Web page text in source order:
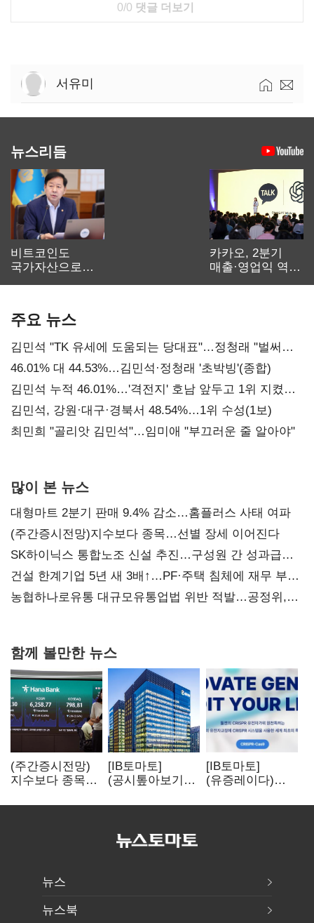
0/0 댓글 더보기
서유미
뉴스리듬
비트코인도
국가자산으로…'
카카오, 2분기
매출·영업익 역대
주요 뉴스
김민석 "TK 유세에 도움되는 당대표"…정청래 "벌써
대표된 양 당직 배분"
46.01% 대 44.53%…김민석·정청래 '초박빙'(종합)
김민석 누적 46.01%…'격전지' 호남 앞두고 1위 지켰다
(2보)
김민석, 강원·대구·경북서 48.54%…1위 수성(1보)
최민희 "골리앗 김민석"…임미애 "부끄러운 줄 알아야"
많이 본 뉴스
대형마트 2분기 판매 9.4% 감소…홈플러스 사태 여파
(주간증시전망)지수보다 종목…선별 장세 이어진다
SK하이닉스 통합노조 신설 추진…구성원 간 성과급
불만 확산
건설 한계기업 5년 새 3배↑…PF·주택 침체에 재무 부담
확대
농협하나로유통 대규모유통업법 위반 적발…공정위,
함께 볼만한 뉴스
(주간증시전망)
지수보다 종목…
이어진다
[IB토마토]
(공시톺아보기)
바로 매출로
[IB토마토]
(유증레이다)
3분의 1 토막…
뉴스
뉴스북